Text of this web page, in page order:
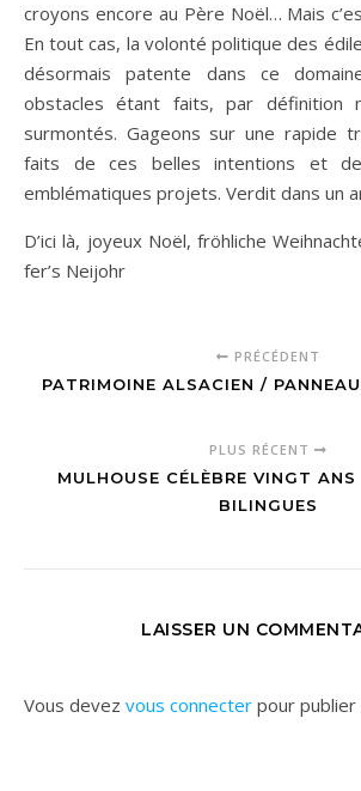
croyons encore au Père Noël… Mais
En tout cas, la volonté politique des
désormais patente dans ce
obstacles étant faits, par définition
surmontés. Gageons sur une rapide
faits de ces belles intentions et
emblématiques projets. Verdit dans un
D’ici là, joyeux Noël, fröhliche
fer’s Neijohr
PRÉCÉDENT
PATRIMOINE ALSACIEN /
PLUS RÉCENT
MULHOUSE CÉLÈBRE VINGT
BILINGUES
LAISSER UN
Vous devez vous connecter pour publier